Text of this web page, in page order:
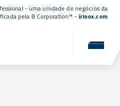
- uma unidade de negócios da
pela B Corporation™ - irinox.com